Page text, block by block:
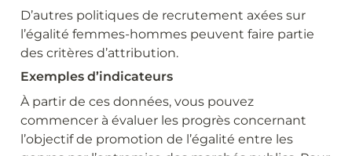
D’autres politiques de recrutement axées sur
l’égalité femmes-hommes peuvent faire partie
des critères d’attribution.
Exemples d’indicateurs
À partir de ces données, vous pouvez
commencer à évaluer les progrès concernant
l’objectif de promotion de l’égalité entre les